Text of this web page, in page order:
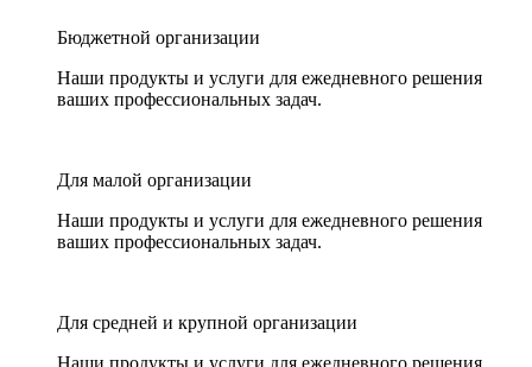
Бюджетной организации
Наши продукты и услуги для ежедневного решения
ваших профессиональных задач.
Для малой организации
Наши продукты и услуги для ежедневного решения
ваших профессиональных задач.
Для средней и крупной организации
Наши продукты и услуги для ежедневного решения